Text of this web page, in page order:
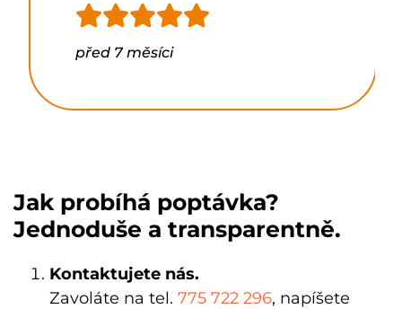
před 7 měsíci
Jak probíhá poptávka?
Jednoduše a transparentně.
Kontaktujete nás.
Zavoláte na tel. 775 722 296, napíšete